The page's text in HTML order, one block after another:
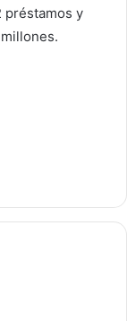
préstamos y